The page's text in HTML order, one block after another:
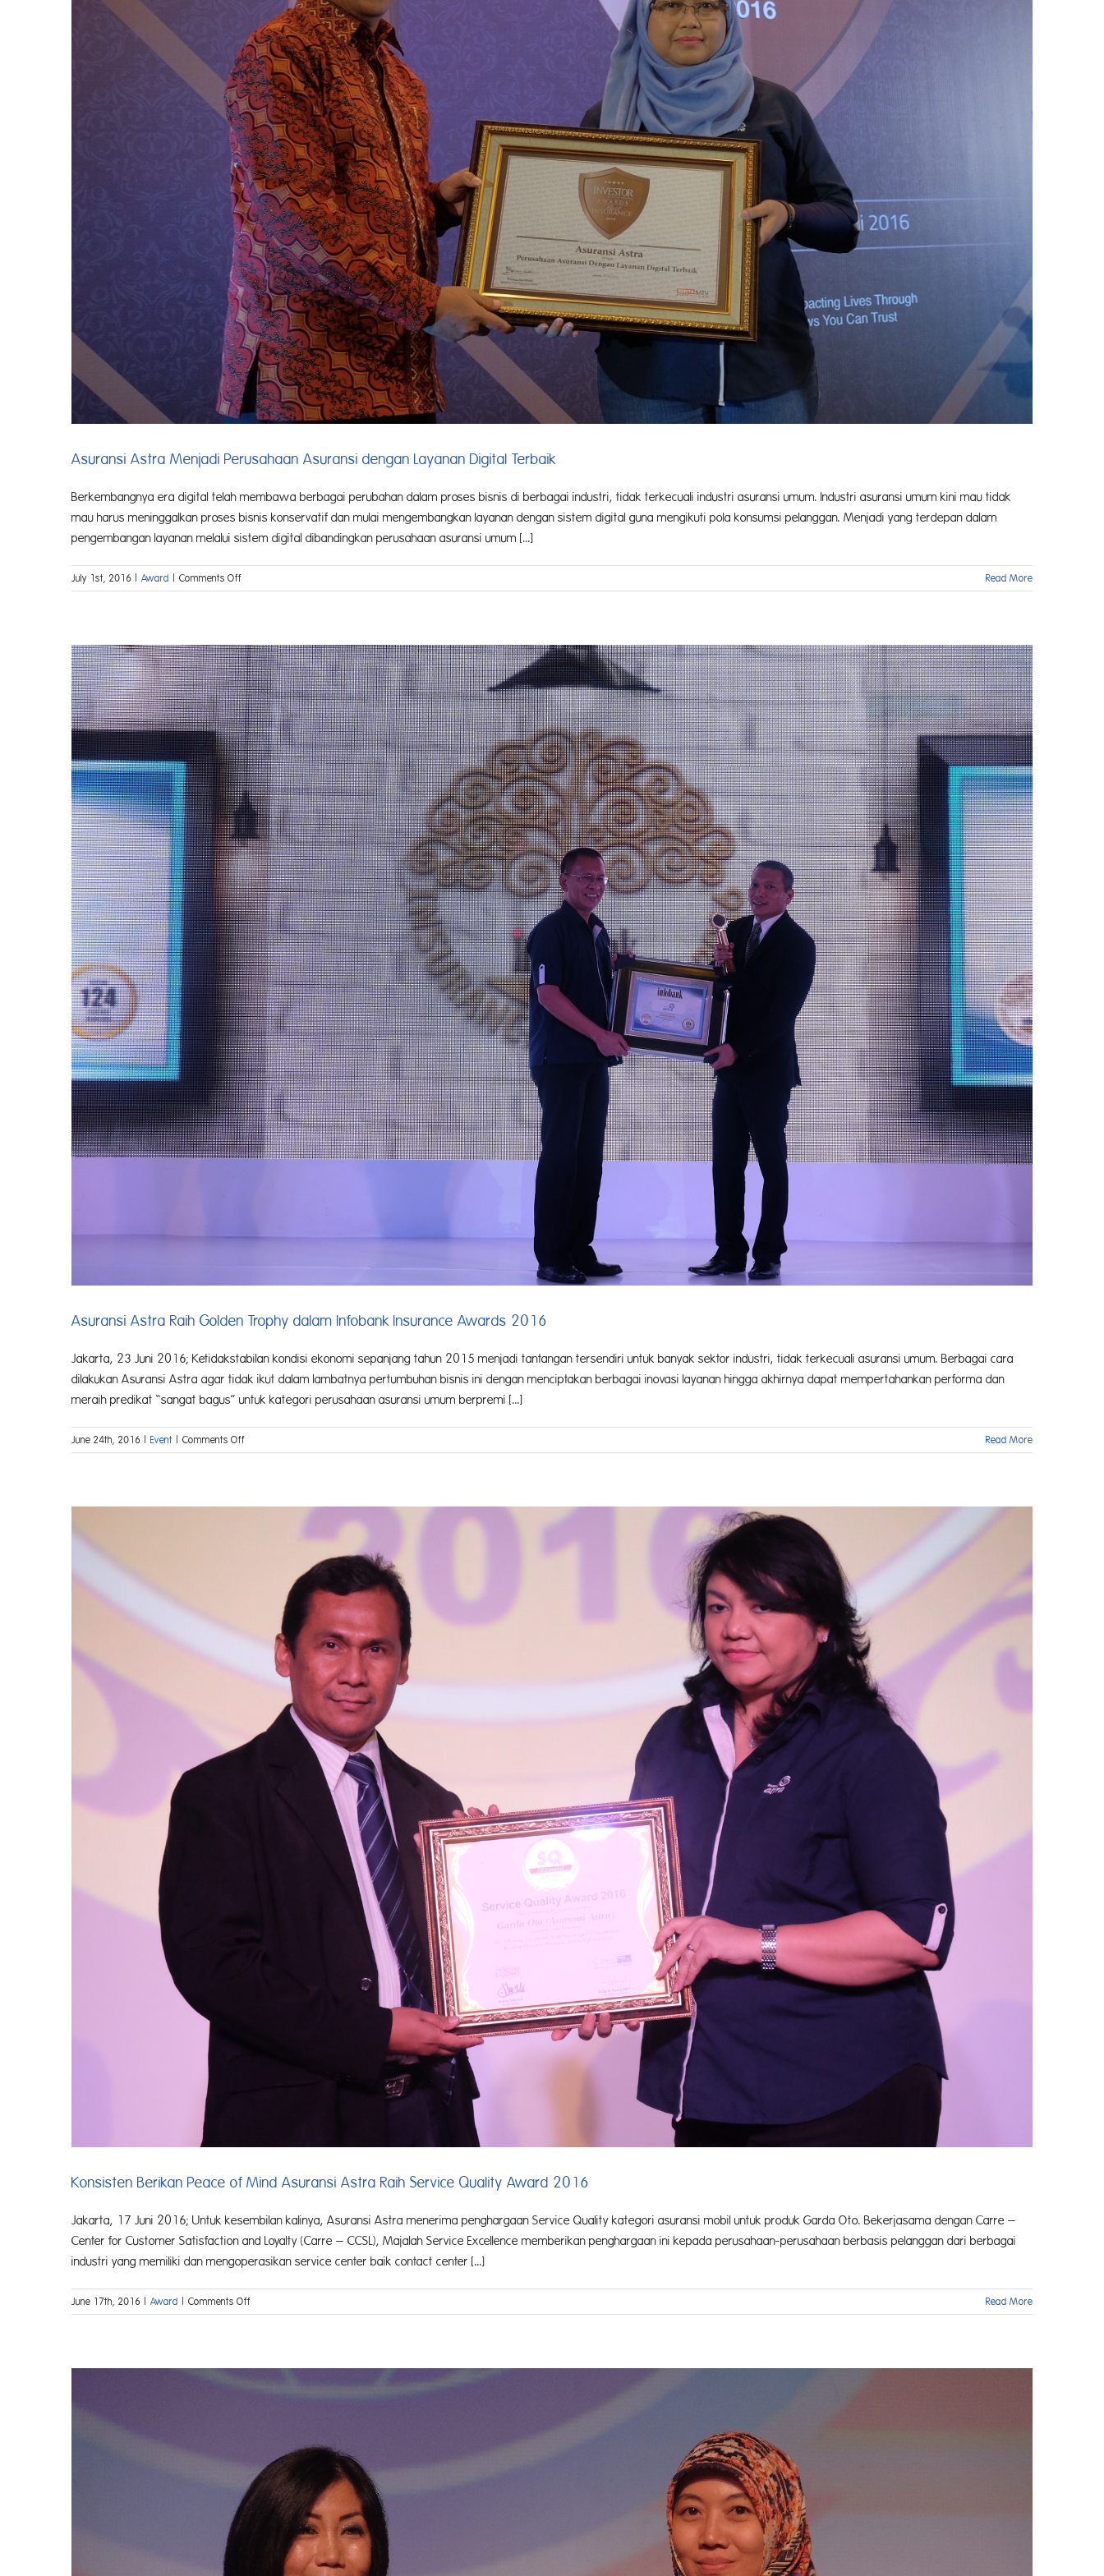
Asuransi Astra Menjadi Perusahaan Asuransi dengan Layanan Digital Terbaik
Berkembangnya era digital telah membawa berbagai perubahan dalam proses bisnis di berbagai industri, tidak terkecuali industri asuransi umum. Industri asuransi umum kini mau tidak
mau harus meninggalkan proses bisnis konservatif dan mulai mengembangkan layanan dengan sistem digital guna mengikuti pola konsumsi pelanggan. Menjadi yang terdepan dalam
pengembangan layanan melalui sistem digital dibandingkan perusahaan asuransi umum [...]
July 1st, 2016 | Award | Comments Offon
Asuransi
Perusahaan
Asuransi
dengan
Layanan
Digital
Terbaik
Read More
Asuransi Astra Raih Golden Trophy dalam Infobank Insurance Awards 2016
Jakarta, 23 Juni 2016; Ketidakstabilan kondisi ekonomi sepanjang tahun 2015 menjadi tantangan tersendiri untuk banyak sektor industri, tidak terkecuali asuransi umum. Berbagai cara
dilakukan Asuransi Astra agar tidak ikut dalam lambatnya pertumbuhan bisnis ini dengan menciptakan berbagai inovasi layanan hingga akhirnya dapat mempertahankan performa dan
meraih predikat “sangat bagus” untuk kategori perusahaan asuransi umum berpremi [...]
June 24th, 2016 Event Comments Offon
Asuransi
Golden
Read More
Konsisten Berikan Peace of Mind Asuransi Astra Raih Service Quality Award 2016
Jakarta, 17 Juni 2016; Untuk kesembilan kalinya, Asuransi Astra menerima penghargaan Service Quality kategori asuransi mobil untuk produk Garda Oto. Bekerjasama dengan Carre –
Center for Customer Satisfaction and Loyalty (Carre – CCSL), Majalah Service Excellence memberikan penghargaan ini kepada perusahaan-perusahaan berbasis pelanggan dari berbagai
industri yang memiliki dan mengoperasikan service center baik contact center [...]
June 17th, 2016 | Award | Comments Offon
Konsisten
of
Mind
Quality
Award
2016
Read More